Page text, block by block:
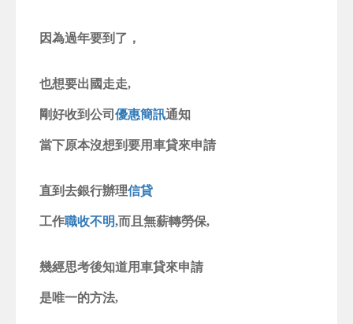
因為過年要到了，
也想要出國走走,
剛好收到公司 優惠簡訊通知
當下原本沒想到要用車貸來申請
直到去銀行辦理信貸
工作職收不明,而且無薪轉勞保,
幾經思考後知道用車貸來申請
是唯一的方法,